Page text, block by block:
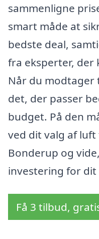
sammenligne
smart måde at
bedste deal,
fra eksperter, der
Når du
det, der passer
budget. På den
ved dit valg af
Bonderup og
investering for dit
Få 3 tilbud,